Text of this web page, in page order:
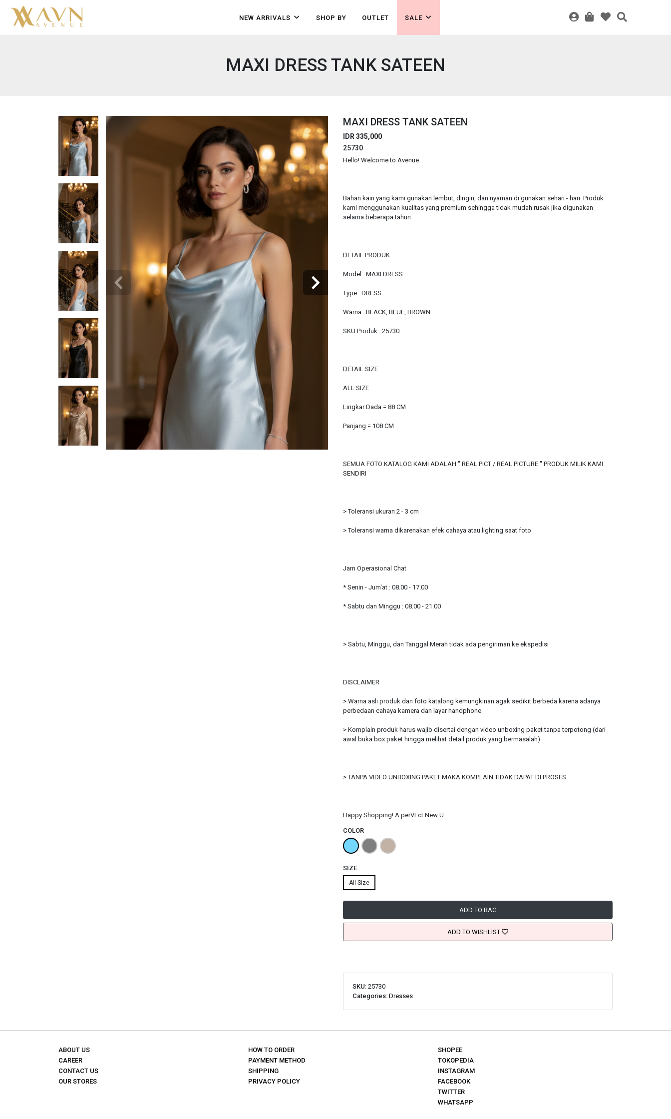
NEW ARRIVALS SHOP BY OUTLET SALE
MAXI DRESS TANK SATEEN
MAXI DRESS TANK SATEEN
IDR 335,000
25730
Hello! Welcome to Avenue.
Bahan kain yang kami gunakan lembut, dingin, dan nyaman di gunakan sehari - hari. Produk
kami menggunakan kualitas yang premium sehingga tidak mudah rusak jika digunakan
selama beberapa tahun.
DETAIL PRODUK
Model : MAXI DRESS
Type : DRESS
Warna : BLACK, BLUE, BROWN
SKU Produk : 25730
DETAIL SIZE
ALL SIZE
Lingkar Dada = 88 CM
Panjang = 108 CM
SEMUA FOTO KATALOG KAMI ADALAH " REAL PICT / REAL PICTURE " PRODUK MILIK KAMI
SENDIRI
> Toleransi ukuran 2 - 3 cm
> Toleransi warna dikarenakan efek cahaya atau lighting saat foto
Jam Operasional Chat
* Senin - Jum'at : 08.00 - 17.00
* Sabtu dan Minggu : 08.00 - 21.00
> Sabtu, Minggu, dan Tanggal Merah tidak ada pengiriman ke ekspedisi
DISCLAIMER
> Warna asli produk dan foto katalong kemungkinan agak sedikit berbeda karena adanya
perbedaan cahaya kamera dan layar handphone
> Komplain produk harus wajib disertai dengan video unboxing paket tanpa terpotong (dari
awal buka box paket hingga melihat detail produk yang bermasalah)
> TANPA VIDEO UNBOXING PAKET MAKA KOMPLAIN TIDAK DAPAT DI PROSES
Happy Shopping! A perVEct New U.
COLOR
SIZE
All Size
ADD TO BAG
ADD TO WISHLIST
SKU: 25730
Categories: Dresses
ABOUT US
CAREER
CONTACT US
OUR STORES
HOW TO ORDER
PAYMENT METHOD
SHIPPING
PRIVACY POLICY
SHOPEE
TOKOPEDIA
INSTAGRAM
FACEBOOK
TWITTER
WHATSAPP